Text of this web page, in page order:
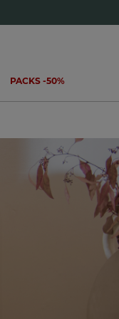
PACKS -50%